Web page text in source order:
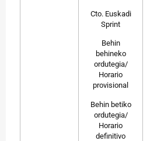
Cto. Euskadi
Sprint
Behin
behineko
ordutegia/
Horario
provisional
Behin betiko
ordutegia/
Horario
definitivo